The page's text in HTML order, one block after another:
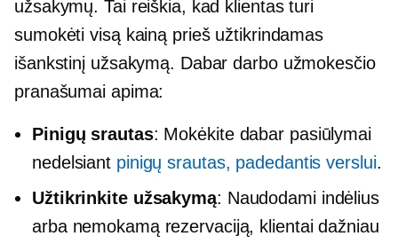
užsakymų. Tai reiškia, kad klientas turi
sumokėti visą kainą prieš užtikrindamas
išankstinį užsakymą. Dabar darbo užmokesčio
pranašumai apima:
Pinigų srautas: Mokėkite dabar pasiūlymai
nedelsiant pinigų srautas, padedantis verslui.
Užtikrinkite užsakymą: Naudodami indėlius
arba nemokamą rezervaciją, klientai dažniau